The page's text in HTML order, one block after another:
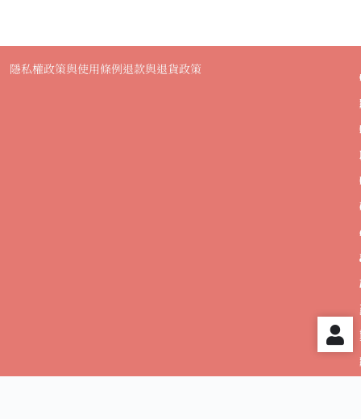
隱私權政策與使用條例退款與退貨政策